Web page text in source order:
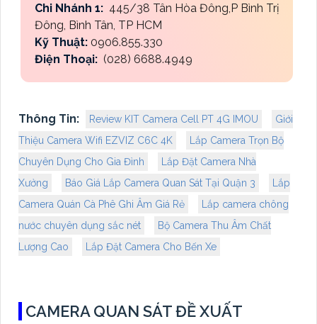
Chi Nhánh 1: 445/38 Tân Hòa Đông,P Bình Trị
Đông, Bình Tân, TP HCM
Kỹ Thuật: 0906.855.330
Điện Thoại: (028) 6688.4949
Thông Tin: Review KIT Camera Cell PT 4G IMOU
Giới
Thiệu Camera Wifi EZVIZ C6C 4K
Lắp Camera Trọn Bộ
Chuyên Dụng Cho Gia Đình
Lắp Đặt Camera Nhà
Xưởng
Báo Giá Lắp Camera Quan Sát Tại Quận 3
Lắp
Camera Quán Cà Phê Ghi Âm Giá Rẻ
Lắp camera chông
nước chuyên dụng sắc nét
Bộ Camera Thu Âm Chất
Lượng Cao
Lắp Đặt Camera Cho Bến Xe
CAMERA QUAN SÁT ĐỀ XUẤT